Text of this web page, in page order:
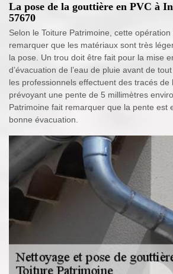
La pose de la gouttière en PVC à
57670
Selon le Toiture Patrimoine, cette
remarquer que les matériaux sont très
la pose. Un trou doit être fait pour la mise
d’évacuation de l’eau de pluie avant de
les professionnels effectuent des tracés de
prévoyant une pente de 5 millimètres
Patrimoine fait remarquer que la pente est
bonne évacuation.